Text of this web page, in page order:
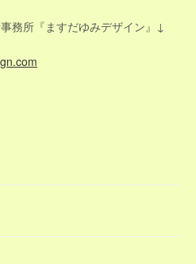
務所『ますだゆみデザイン』↓